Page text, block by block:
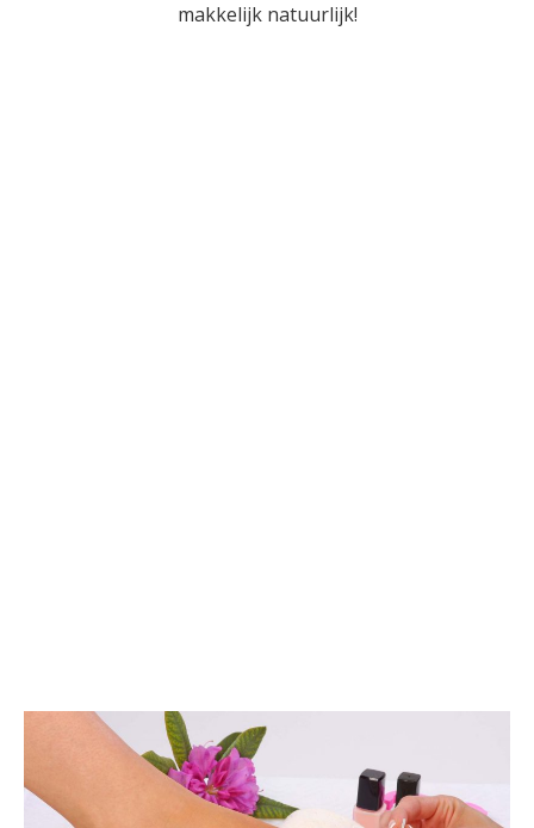
makkelijk natuurlijk!